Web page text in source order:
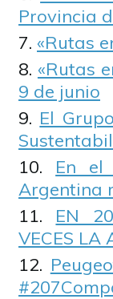
Provincia
«Rutas
«Rutas
9 de junio
El
En el
Argentina
EN
VECES LA